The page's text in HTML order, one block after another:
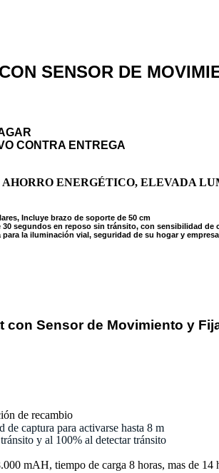
SENSOR DE
CONTRA ENTREGA
ENERGÉTICO, ELEVADA
Incluye brazo de soporte de 50 cm
30 segundos en reposo sin tránsito, con sensibilidad de
la iluminación vial, seguridad de su hogar y
con Sensor de Movimiento y
de recambio
de captura para activarse hasta 8 m
y al 100% al detectar tránsito
mAH, tiempo de carga 8 horas, mas de 14